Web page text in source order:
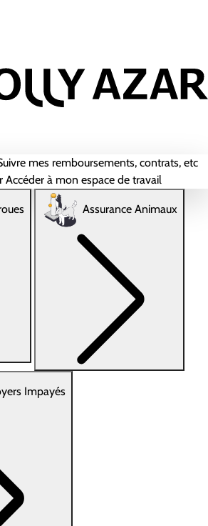
mes remboursements, contrats, etc
Accéder à mon espace de travail
Assurance Animaux
Impayés